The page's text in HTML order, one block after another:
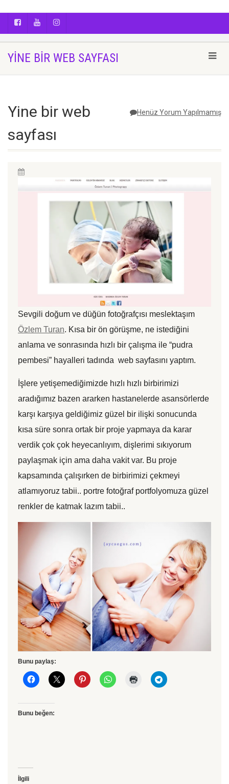
AYÇA OĞUŞ || YOGA | BOZCAADA | FOTOĞRAF
YINE BIR WEB SAYFASI
Henüz Yorum Yapılmamış
Yine bir web
sayfası
Sevgili doğum ve düğün fotoğrafçısı meslektaşım
Özlem Turan. Kısa bir ön görüşme, ne istediğini
anlama ve sonrasında hızlı bir çalışma ile “pudra
pembesi” hayalleri tadında web sayfasını yaptım.
İşlere yetişemediğimizde hızlı hızlı birbirimizi
aradığımız bazen ararken hastanelerde asansörlerde
karşı karşıya geldiğimiz güzel bir ilişki sonucunda
kısa süre sonra ortak bir proje yapmaya da karar
verdik çok çok heyecanlıyım, dişlerimi sıkıyorum
paylaşmak için ama daha vakit var. Bu proje
kapsamında çalışırken de birbirimizi çekmeyi
atlamıyoruz tabii.. portre fotoğraf portfolyomuza güzel
renkler de katmak lazım tabii..
Bunu paylaş:
Bunu beğen:
İlgili